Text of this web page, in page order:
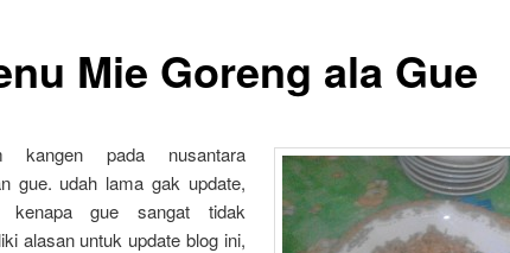
Mie Goreng ala Gue
kangen pada nusantara
gue. udah lama gak update,
kenapa gue sangat tidak
alasan untuk update blog ini,